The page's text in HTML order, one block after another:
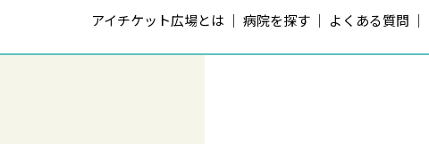
アイチケット広場とは 病院を探す よくある質問